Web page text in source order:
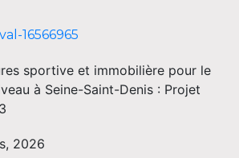
sportive et immobilière pour le
à Seine-Saint-Denis : Projet
2026